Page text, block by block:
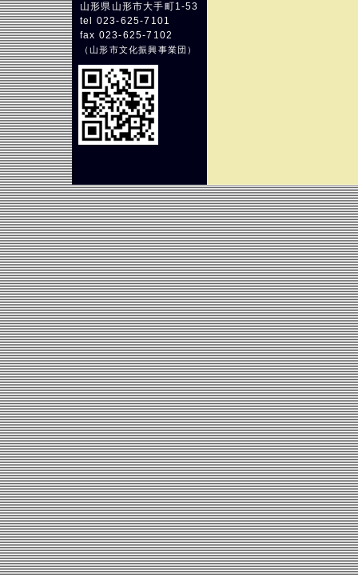
山形県山形市大手町1-53
tel 023-625-7101
fax 023-625-7102
（山形市文化振興事業団 ）